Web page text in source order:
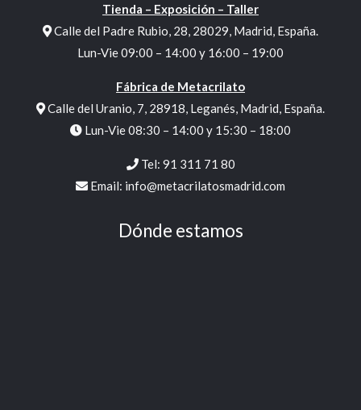
Tienda – Exposición – Taller
Calle del Padre Rubio, 28, 28029, Madrid, España.
Lun-Vie 09:00 – 14:00 y 16:00 – 19:00
Fábrica de Metacrilato
Calle del Uranio, 7, 28918, Leganés, Madrid, España.
Lun-Vie 08:30 – 14:00 y 15:30 – 18:00
Tel: 91 311 71 80
Email: info@metacrilatosmadrid.com
Dónde estamos